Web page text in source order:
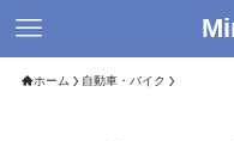
ホーム 自動車・バイク